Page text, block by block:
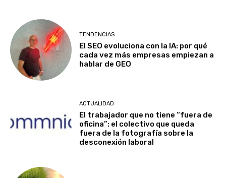
TENDENCIAS
El SEO evoluciona con la IA: por qué
cada vez más empresas empiezan a
hablar de GEO
ACTUALIDAD
El trabajador que no tiene “fuera de
oficina”: el colectivo que queda
fuera de la fotografía sobre la
desconexión laboral